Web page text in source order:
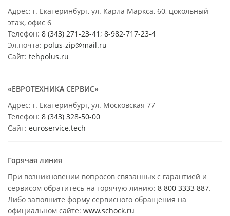
Адрес: г. Екатеринбург, ул. Карла Маркса, 60, цокольный
этаж, офис 6
Телефон: 8 (343) 271-23-41; 8-982-717-23-4
Эл.почта: polus-zip@mail.ru
Сайт: tehpolus.ru
«ЕВРОТЕХНИКА СЕРВИС»
Адрес: г. Екатеринбург, ул. Московская 77
Телефон: 8 (343) 328-50-00
Сайт: euroservice.tech
Горячая линия
При возникновении вопросов связанных с гарантией и
сервисом обратитесь на горячую линию: 8 800 3333 887.
Либо заполните форму сервисного обращения на
официальном сайте: www.schock.ru